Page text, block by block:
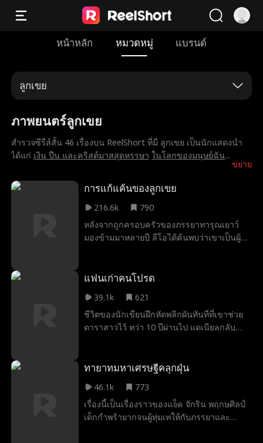
หน้าหลัก หมวดหมู่ แบรนด์
ลูกเขย
ภาพยนตร์ลูกเขย
ขยาย
สำรวจซีรีส์สั้น 46 เรื่องบน ReelShort ที่มี ลูกเขย เป็นนักแสดงนำ
ได้แก่ เงิน ปืน และคริสต์มาสสุดหรรษา ในโลกของมนุษย์ฉัน...
การแก้แค้นของลูกเขย
216.6k
790
หลังจากถูกครอบครัวของภรรยาทารุณเยาว์
มองข้ามมาหลายปี ลีโอได้ค้นพบว่าเขาเป็นผู้รับ
แฟนเก่าคนโปรด
39.1k
621
ชีวิตของนักเขียนฝึกหัดพลิกผันทันทีที่เขาช่วย
ดาราสาวไว้ ทว่า 10 ปีผ่านไป แดเนียลกลับ
มาจีบภรรยาเขาอีกครั้ง เขาจึงตระหนักได้ถึง
ติดตามชมกันได้เลยค่ะ
ทายาทมหาเศรษฐีคลุกฝุ่น
46.1k
773
เรื่องนี้เป็นเรื่องราวของแจ็ค จักริน พฤกษศิลป์
เด็กกำพร้ายากจนผู้ทุ่มเทให้กับภรรยาและ